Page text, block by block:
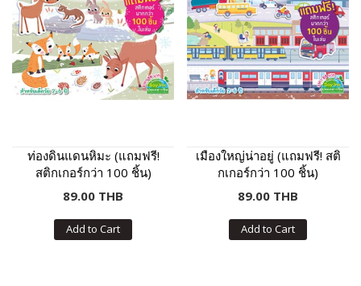
ท่องดินแดนหิมะ (แถมฟรี!
สติกเกอร์กว่า 100 ชิ้น)
89.00 THB
Add to Cart
เมืองใหญ่น่าอยู่ (แถมฟรี! สติ
กเกอร์กว่า 100 ชิ้น)
89.00 THB
Add to Cart